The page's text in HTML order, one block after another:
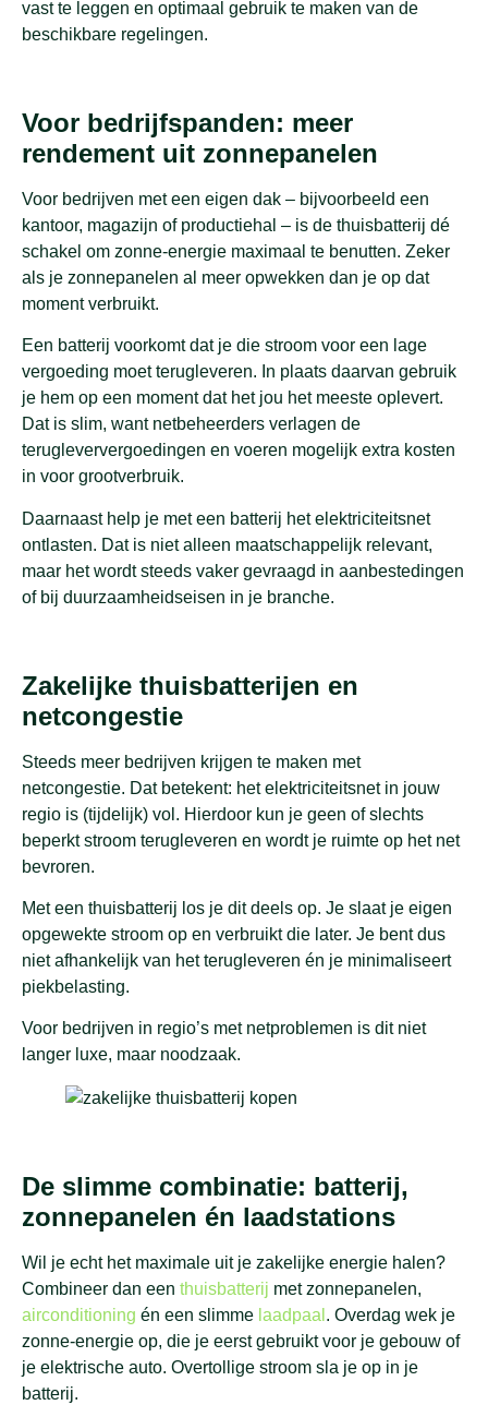
vast te leggen en optimaal gebruik te maken van de
beschikbare regelingen.
Voor bedrijfspanden: meer
rendement uit zonnepanelen
Voor bedrijven met een eigen dak – bijvoorbeeld een
kantoor, magazijn of productiehal – is de thuisbatterij dé
schakel om zonne-energie maximaal te benutten. Zeker
als je zonnepanelen al meer opwekken dan je op dat
moment verbruikt.
Een batterij voorkomt dat je die stroom voor een lage
vergoeding moet terugleveren. In plaats daarvan gebruik
je hem op een moment dat het jou het meeste oplevert.
Dat is slim, want netbeheerders verlagen de
terugleververgoedingen en voeren mogelijk extra kosten
in voor grootverbruik.
Daarnaast help je met een batterij het elektriciteitsnet
ontlasten. Dat is niet alleen maatschappelijk relevant,
maar het wordt steeds vaker gevraagd in aanbestedingen
of bij duurzaamheidseisen in je branche.
Zakelijke thuisbatterijen en
netcongestie
Steeds meer bedrijven krijgen te maken met
netcongestie. Dat betekent: het elektriciteitsnet in jouw
regio is (tijdelijk) vol. Hierdoor kun je geen of slechts
beperkt stroom terugleveren en wordt je ruimte op het net
bevroren.
Met een thuisbatterij los je dit deels op. Je slaat je eigen
opgewekte stroom op en verbruikt die later. Je bent dus
niet afhankelijk van het terugleveren én je minimaliseert
piekbelasting.
Voor bedrijven in regio’s met netproblemen is dit niet
langer luxe, maar noodzaak.
De slimme combinatie: batterij,
zonnepanelen én laadstations
Wil je echt het maximale uit je zakelijke energie halen?
Combineer dan een thuisbatterij met zonnepanelen,
airconditioning én een slimme laadpaal . Overdag wek je
zonne-energie op, die je eerst gebruikt voor je gebouw of
je elektrische auto. Overtollige stroom sla je op in je
batterij.